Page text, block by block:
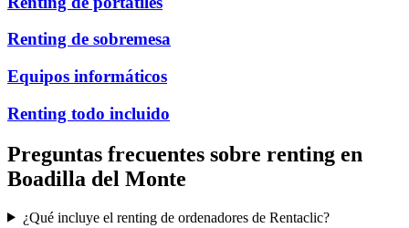
Renting de sobremesa
Equipos informáticos
Renting todo incluido
Preguntas frecuentes sobre renting en
Boadilla del Monte
¿Qué incluye el renting de ordenadores de Rentaclic?